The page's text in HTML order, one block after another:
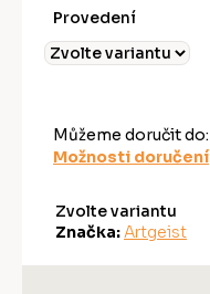
Provedení
Můžeme doručit do:
Možnosti doručení
Zvolte variantu
Značka: Artgeist